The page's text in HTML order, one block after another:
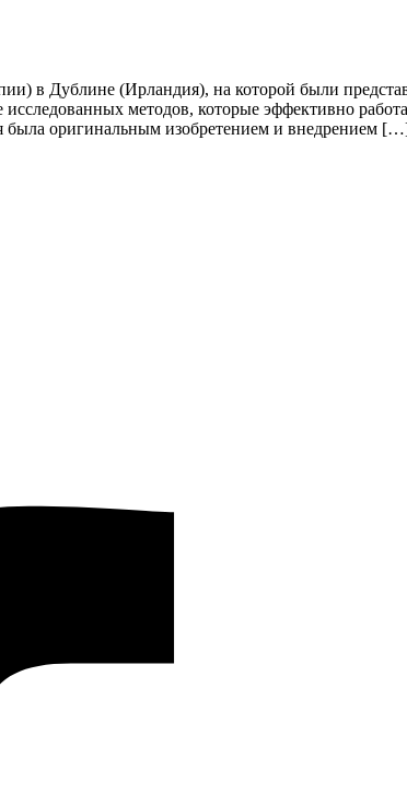
в Дублине (Ирландия), на которой были
методов, которые эффективно
была оригинальным изобретением и внедрением